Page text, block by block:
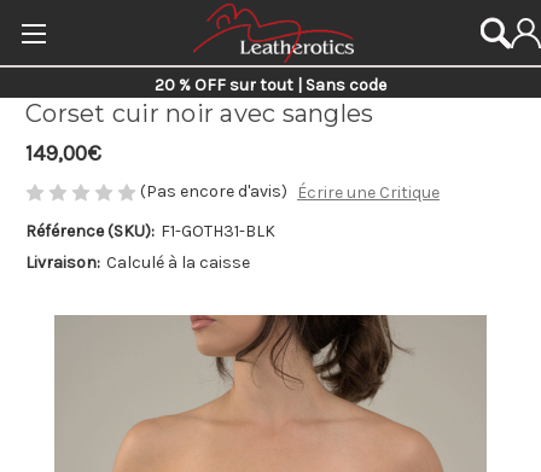
20 % OFF sur tout | Sans code
Corset cuir noir avec sangles
149,00€
(Pas encore d'avis)
Écrire une Critique
Référence (SKU): F1-GOTH31-BLK
Livraison: Calculé à la caisse